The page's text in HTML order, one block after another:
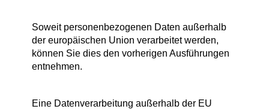
Soweit personenbezogenen Daten außerhalb
der europäischen Union verarbeitet werden,
können Sie dies den vorherigen Ausführungen
entnehmen.
Eine Datenverarbeitung außerhalb der EU